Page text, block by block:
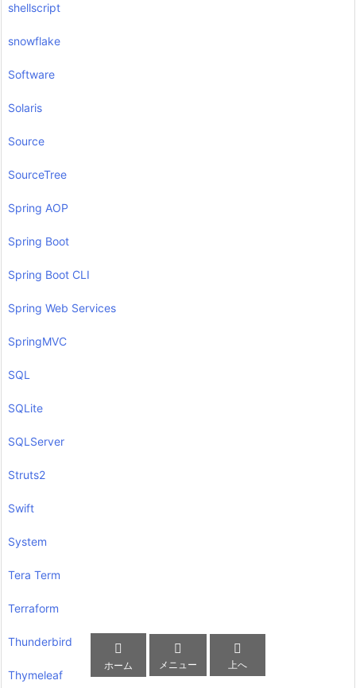
shellscript
snowflake
Software
Solaris
Source
SourceTree
Spring AOP
Spring Boot
Spring Boot CLI
Spring Web Services
SpringMVC
SQL
SQLite
SQLServer
Struts2
Swift
System
Tera Term
Terraform
Thunderbird
Thymeleaf

ホーム

メニュー

上へ